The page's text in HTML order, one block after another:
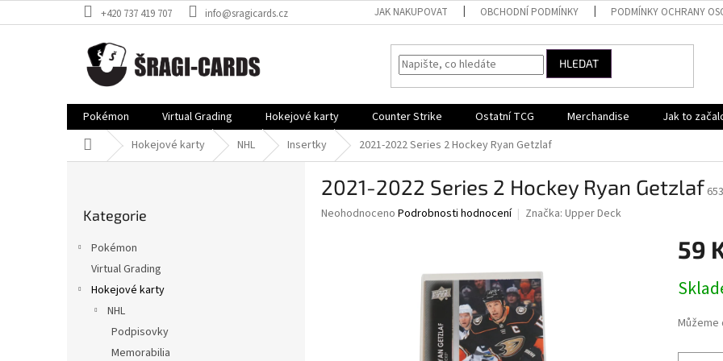
na
+420 737 419 707 info@sragicards.cz JAK NAKUPOVAT OBCHODNÍ PODMÍNKY PODMÍNKY OCHRANY
HLEDAT
Pokémon Virtual Grading Hokejové karty Counter Strike Ostatní TCG Merchandise Jak to
Domů Hokejové karty NHL Insertky 2021-2022 Series 2 Hockey Ryan Getzlaf
kategorie
Kategorie
Pokémon
Virtual Grading
Hokejové karty
NHL
Podpisovky
Memorabilia
2021-2022 Series 2 Hockey Ryan Getzlaf 653
Průměrné
Neohodnoceno Podrobnosti hodnocení Značka: Upper Deck
59
cena:
Můžeme